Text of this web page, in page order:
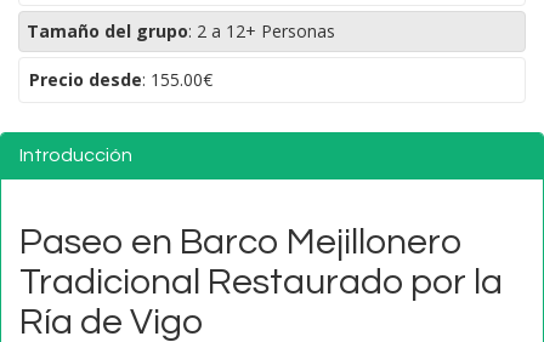
Tamaño del grupo: 2 a 12+ Personas
Precio desde: 155.00€
Introducción
Paseo en Barco Mejillonero
Tradicional Restaurado por la
Ría de Vigo